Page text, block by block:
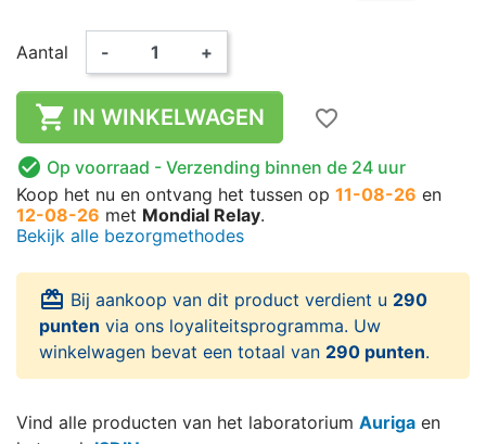
Aantal - +
 IN WINKELWAGEN
favorite_border
 Op voorraad - Verzending binnen de 24 uur
Koop het nu en ontvang het tussen op 11-08-26 en
12-08-26 met Mondial Relay.
Bekijk alle bezorgmethodes
card_giftcard Bij aankoop van dit product verdient u 290
punten via ons loyaliteitsprogramma. Uw
winkelwagen bevat een totaal van 290 punten.
Vind alle producten van het laboratorium Auriga en